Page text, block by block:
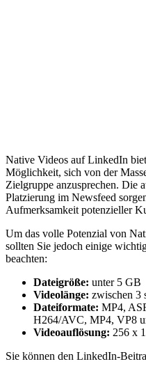
Native Videos auf LinkedIn
Möglichkeit, sich von der
Zielgruppe anzusprechen. Die
Platzierung im Newsfeed
Aufmerksamkeit potenzieller
Um das volle Potenzial von
sollten Sie jedoch einige
beachten:
Dateigröße: unter 5 GB
Videolänge: zwischen 3
Dateiformate: MP4,
H264/AVC, MP4, VP8
Videoauflösung: 256 x
Sie können den LinkedIn-